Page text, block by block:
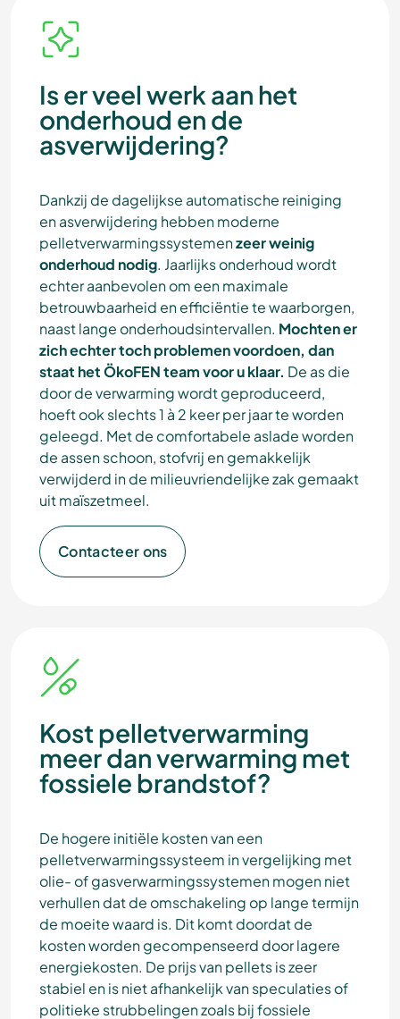
Is er veel werk aan het
onderhoud en de
asverwijdering?
Dankzij de dagelijkse automatische reiniging
en asverwijdering hebben moderne
pelletverwarmingssystemenzeer weinig
onderhoud nodig. Jaarlijks onderhoud wordt
echter aanbevolen om een maximale
betrouwbaarheid en efficiëntie te waarborgen,
naast lange onderhoudsintervallen. Mochten er
zich echter toch problemen voordoen, dan
staat het ÖkoFEN team voor u klaar. De as die
door de verwarming wordt geproduceerd,
hoeft ook slechts 1 à 2 keer per jaar te worden
geleegd. Met de comfortabele aslade worden
de assen schoon, stofvrij en gemakkelijk
verwijderd in de milieuvriendelijke zak gemaakt
uit maïszetmeel.
Contacteer ons
Kost pelletverwarming
meer dan verwarming met
fossiele brandstof?
De hogere initiële kosten van een
pelletverwarmingssysteem in vergelijking met
olie- of gasverwarmingssystemen mogen niet
verhullen dat de omschakeling op lange termijn
de moeite waard is. Dit komt doordat de
kosten worden gecompenseerd door lagere
energiekosten. De prijs van pellets is zeer
stabiel en is niet afhankelijk van speculaties of
politieke strubbelingen zoals bij fossiele